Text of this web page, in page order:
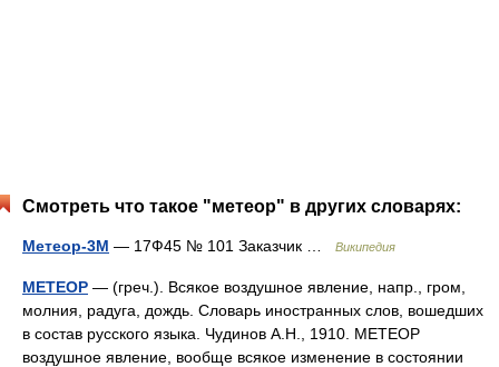
Смотреть что такое "метеор" в других словарях:
Метеор-3М — 17Ф45 № 101 Заказчик … Википедия
МЕТЕОР — (греч.). Всякое воздушное явление, напр., гром,
молния, радуга, дождь. Словарь иностранных слов, вошедших
в состав русского языка. Чудинов А.Н., 1910. МЕТЕОР
воздушное явление, вообще всякое изменение в состоянии